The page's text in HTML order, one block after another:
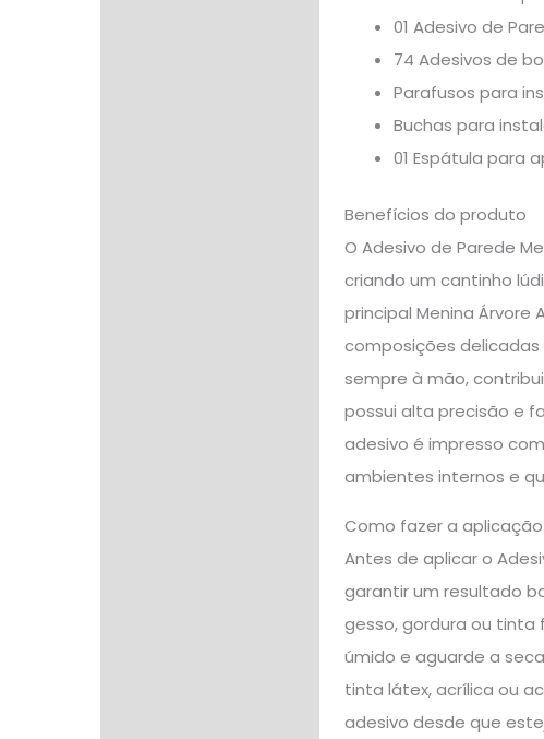
01 Adesivo de
74 Adesivos de
Parafusos para
Buchas para
01 Espátula para
Benefícios do produto
O Adesivo de Parede
criando um cantinho
principal Menina
composições
sempre à mão,
possui alta precisão e
adesivo é impresso
ambientes internos e
Como fazer a
Antes de aplicar o
garantir um resultado
gesso, gordura ou tinta
úmido e aguarde a
tinta látex, acrílica ou
adesivo desde que